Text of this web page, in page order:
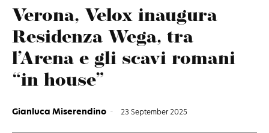
Verona, Velox inaugura
Residenza Wega, tra
l’Arena e gli scavi romani
“in house”
Gianluca Miserendino - 23 September 2025